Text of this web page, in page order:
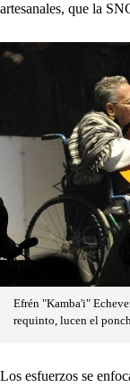
artesanales, que la
Efrén "Kamba'i"
requinto, lucen el
Los esfuerzos se